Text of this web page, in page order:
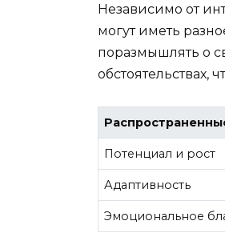
Независимо от
могут иметь
поразмышлять о
обстоятельствах,
Потенциал и рост
Адаптивность
Эмоциональное